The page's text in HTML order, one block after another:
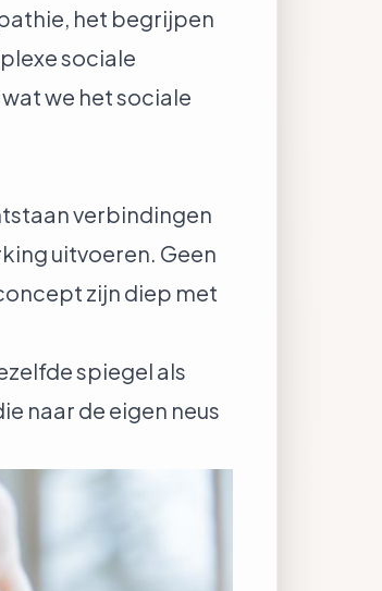
het begrijpen
sociale
we het sociale
verbindingen
uitvoeren. Geen
zijn diep met
spiegel als
naar de eigen neus